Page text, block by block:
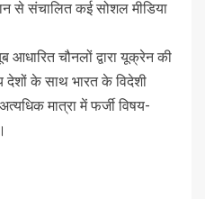
से संचालित कई सोशल मीडिया
आधारित चौनलों द्वारा यूक्रेन की
देशों के साथ भारत के विदेशी
मात्रा में फर्जी विषय-